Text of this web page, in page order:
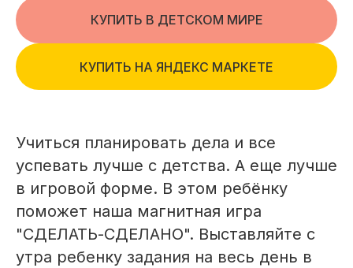
КУПИТЬ В ДЕТСКОМ МИРЕ
КУПИТЬ НА ЯНДЕКС МАРКЕТЕ
Учиться планировать дела и все
успевать лучше с детства. А еще лучше
в игровой форме. В этом ребёнку
поможет наша магнитная игра
"СДЕЛАТЬ-СДЕЛАНО". Выставляйте с
утра ребенку задания на весь день в